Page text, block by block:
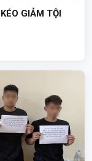
GIẢM TỘI